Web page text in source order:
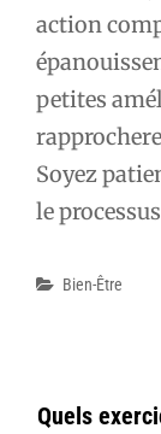
action
petites
Soyez
le
Catégories
Bien-Être
Quels